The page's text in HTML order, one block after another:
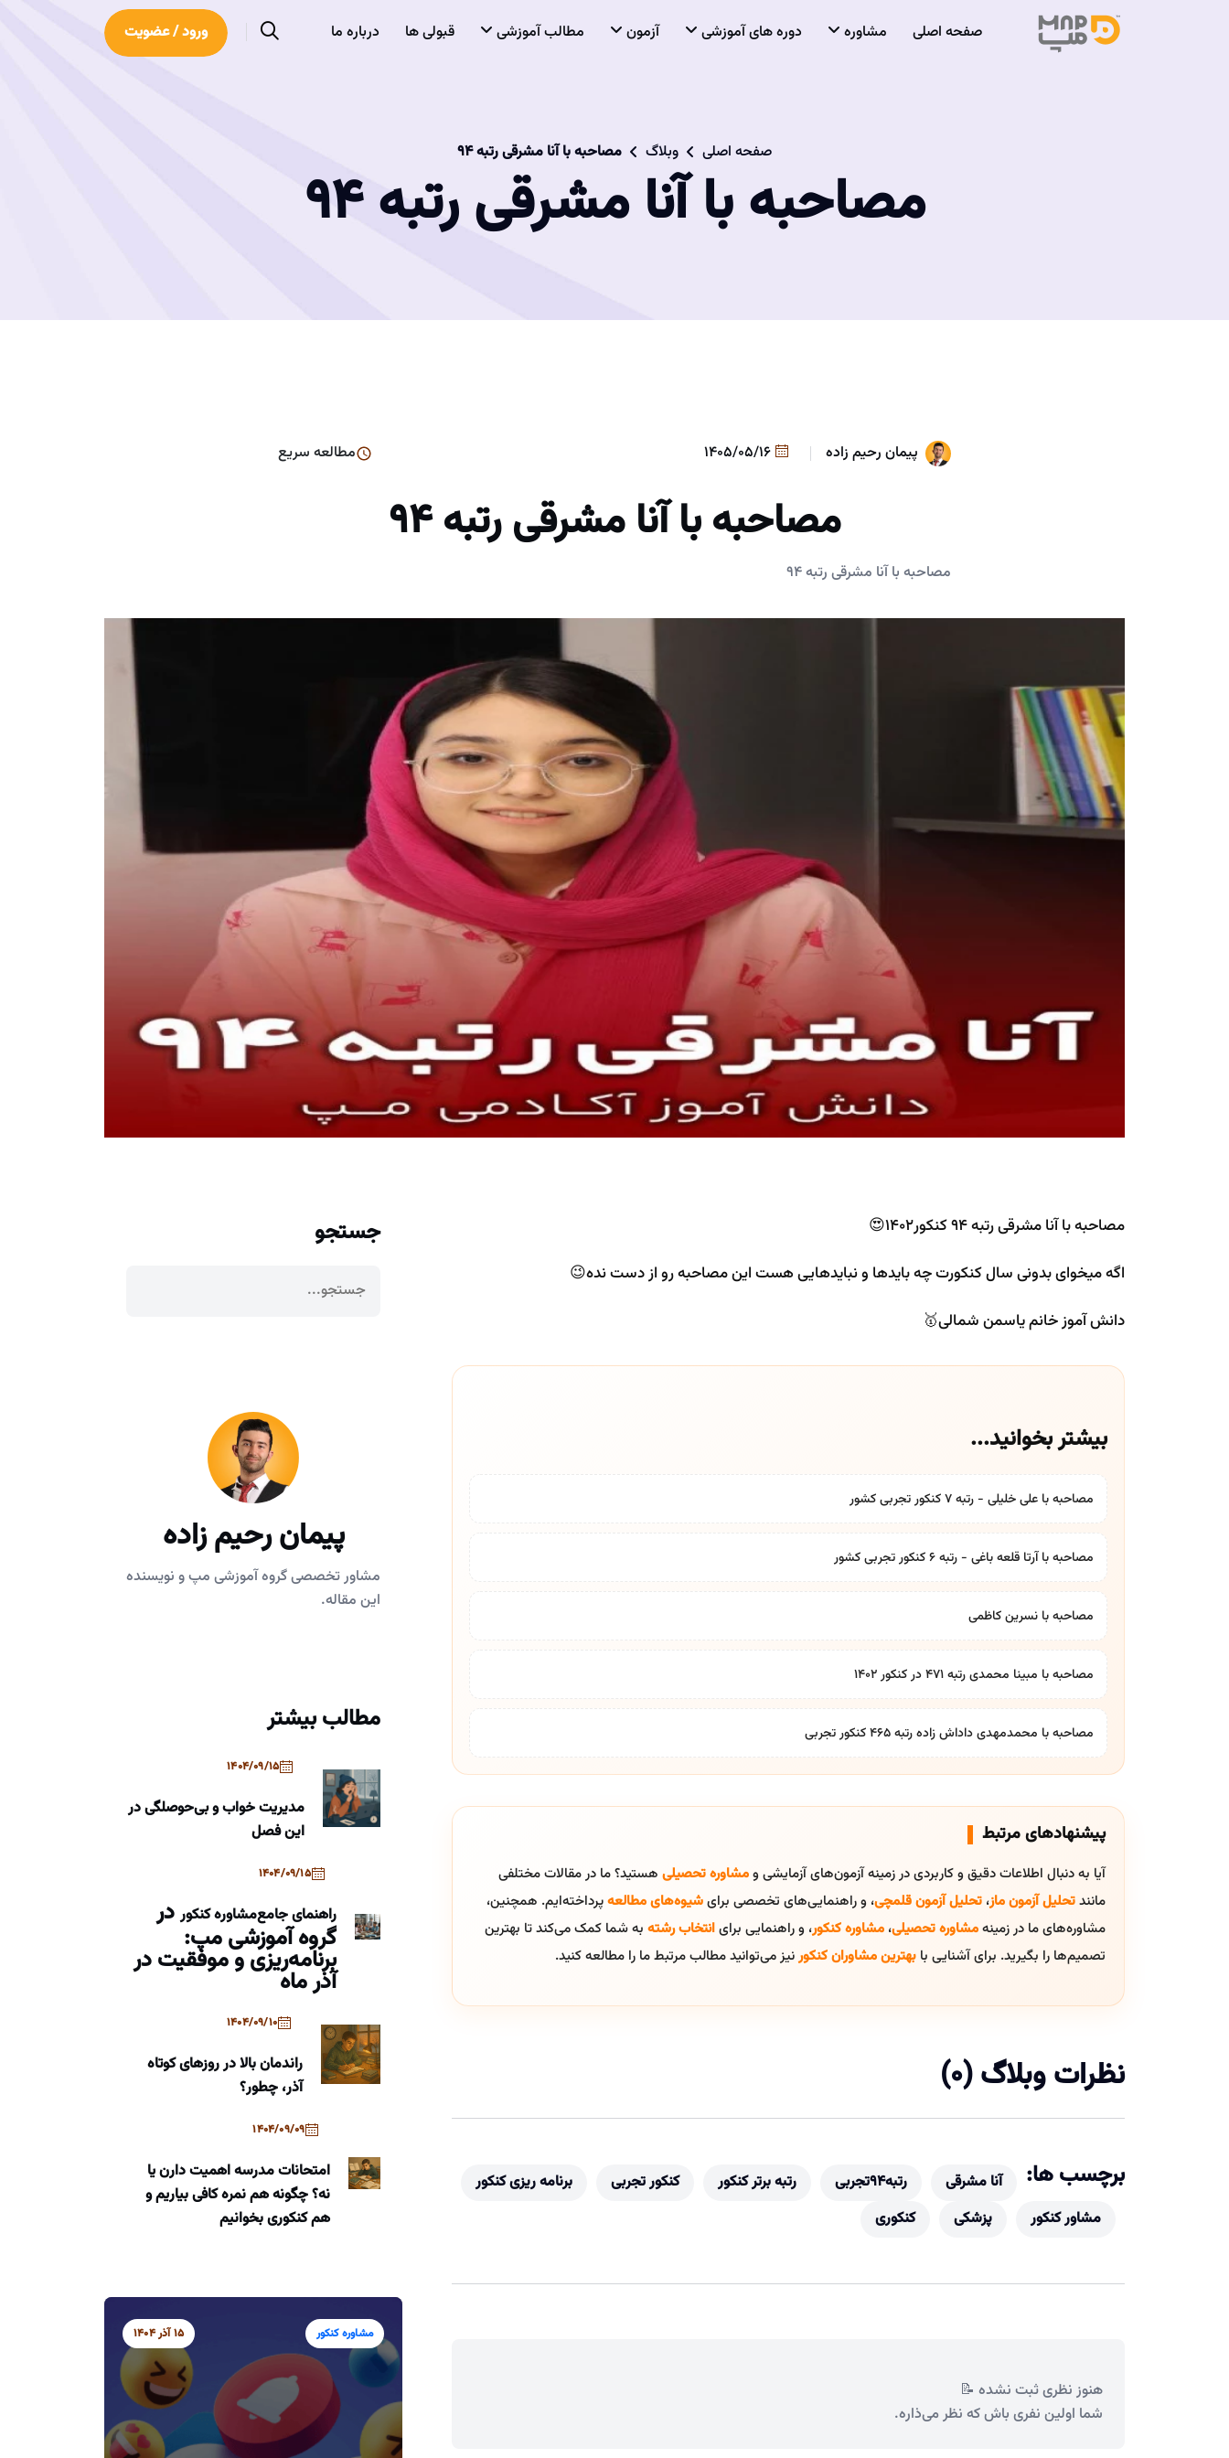
صفحه اصلی مشاوره دوره های آموزشی آزمون مطالب آموزشی قبولی ها درباره ما ورود / عضویت
صفحه اصلی وبلاگ مصاحبه با آنا مشرقی رتبه 94
مصاحبه با آنا مشرقی رتبه 94
پیمان رحیم زاده مطالعه سریع
مصاحبه با آنا مشرقی رتبه 94
مصاحبه با آنا مشرقی رتبه 94
مصاحبه با آنا مشرقی رتبه 94 کنکور1402😍
اگه میخوای بدونی سال کنکورت چه بایدها و نبایدهایی هست این مصاحبه رو از دست نده😉
دانش آموز خانم یاسمن شمالی🥇
بیشتر بخوانید...
مصاحبه با علی خلیلی - رتبه 7 کنکور تجربی کشور
مصاحبه با آرتا قلعه باغی - رتبه 6 کنکور تجربی کشور
مصاحبه با نسرین کاظمی
مصاحبه با مبینا محمدی رتبه ۴۷۱ در کنکور ۱۴۰۲
مصاحبه با محمدمهدی داداش زاده رتبه ۴۶۵ کنکور تجربی
پیشنهادهای مرتبط
آیا به دنبال اطلاعات دقیق و کاربردی در زمینه آزمون‌های آزمایشی ومشاوره تحصیلی هستید؟ ما در مقالات مختلفی
مانندتحلیل آزمون ماز، تحلیل آزمون قلمچی، و راهنمایی‌های تخصصی برایشیوه‌های مطالعهپرداخته‌ایم. همچنین،
مشاوره‌های ما در زمینهمشاوره تحصیلی، مشاوره کنکور، و راهنمایی برایانتخاب رشته به شما کمک می‌کند تا بهترین
تصمیم‌ها را بگیرید. برای آشنایی با بهترین مشاوران کنکورنیز می‌توانید مطالب مرتبط ما را مطالعه کنید.
نظرات وبلاگ (0)
برچسب ها: آنا مشرقی رتبه94تجربی رتبه برتر کنکور کنکور تجربی
برنامه ریزی کنکور
مشاور کنکور
پزشکی کنکوری
هنوز نظری ثبت نشده 📝
شما اولین نفری باش که نظر می‌ذاره.
جستجو
پیمان رحیم زاده
مشاور تخصصی گروه آموزشی مپ و نویسنده
این مقاله.
مطالب بیشتر
1404/09/15
مدیریت خواب و بی‌حوصلگی در
این فصل
1404/09/15
راهنمای جامعمشاوره کنکوردر
گروه آموزشی مپ:
برنامه‌ریزی و موفقیت در
آذر ماه
1404/09/10
راندمان بالا در روزهای کوتاه
آذر، چطور؟
1404/09/09
امتحانات مدرسه اهمیت دارن یا
نه؟ چگونه هم نمره کافی بیاریم و
هم کنکوری بخوانیم
مشاوره کنکور 15 آذر 1404